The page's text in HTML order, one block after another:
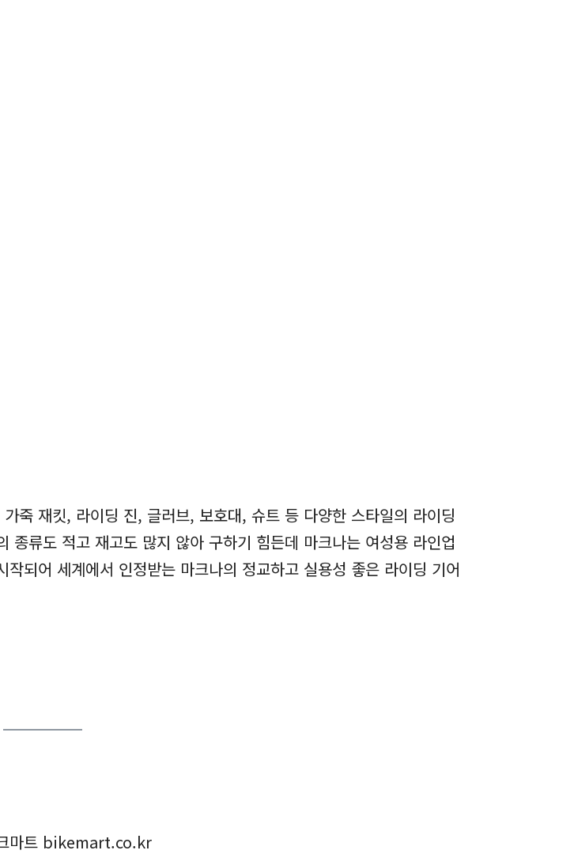
죽 재킷, 라이딩 진, 글러브, 보호대, 슈트 등 다양한 스타일의 라이딩
종류도 적고 재고도 많지 않아 구하기 힘든데 마크나는 여성용 라인업
되어 세계에서 인정받는 마크나의 정교하고 실용성 좋은 라이딩 기어
마트 bikemart.co.kr